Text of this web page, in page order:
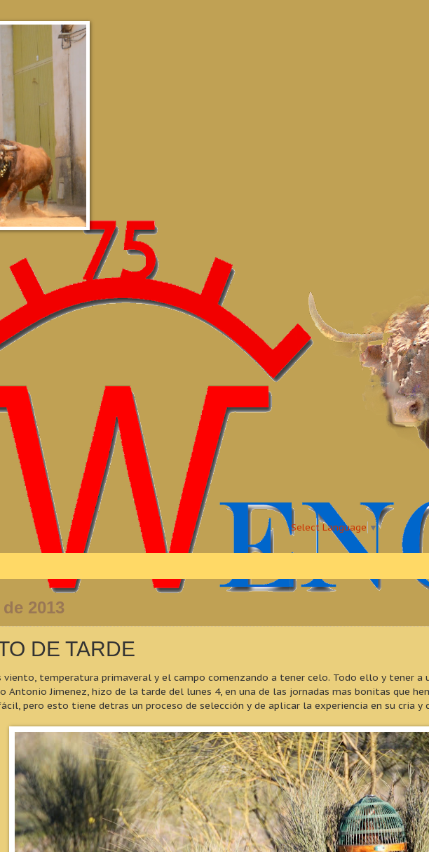
Select Language ▼
2013
DE TARDE
viento, temperatura primaveral y el campo comenzando a tener celo. Todo ello y tener a
Antonio Jimenez, hizo de la tarde del lunes 4, en una de las jornadas mas bonitas que
pero esto tiene detras un proceso de selección y de aplicar la experiencia en su cria y